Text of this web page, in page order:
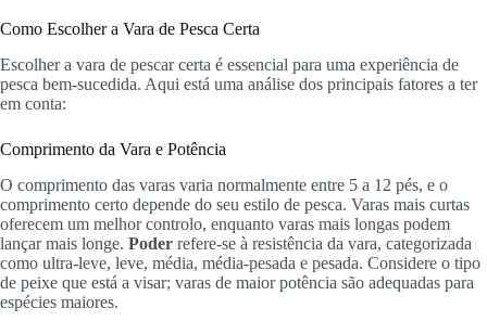
Como Escolher a Vara de Pesca Certa
Escolher a vara de pescar certa é essencial para uma experiência de
pesca bem-sucedida. Aqui está uma análise dos principais fatores a ter
em conta:
Comprimento da Vara e Potência
O comprimento das varas varia normalmente entre 5 a 12 pés, e o
comprimento certo depende do seu estilo de pesca. Varas mais curtas
oferecem um melhor controlo, enquanto varas mais longas podem
lançar mais longe. Poder refere-se à resistência da vara, categorizada
como ultra-leve, leve, média, média-pesada e pesada. Considere o tipo
de peixe que está a visar; varas de maior potência são adequadas para
espécies maiores.